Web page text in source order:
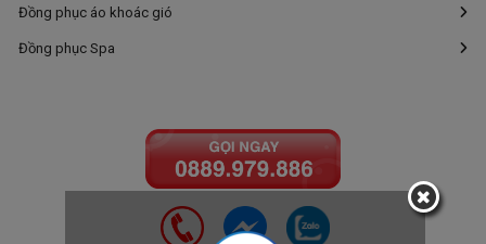
Đồng phục áo khoác gió
Đồng phục Spa